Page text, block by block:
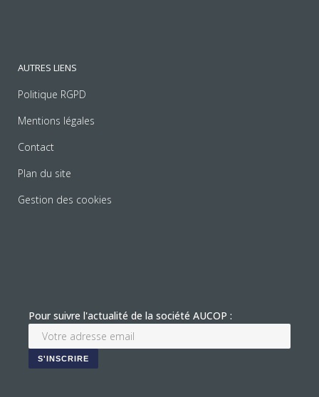
AUTRES LIENS
Politique RGPD
Mentions légales
Contact
Plan du site
Gestion des cookies
Pour suivre l'actualité de la société AUCOP :